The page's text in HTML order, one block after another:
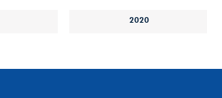
2020